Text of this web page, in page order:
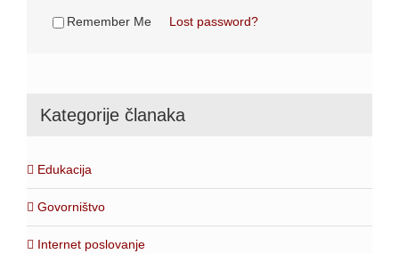
Remember Me Lost password?
Kategorije članaka
Edukacija
Govorništvo
Internet poslovanje